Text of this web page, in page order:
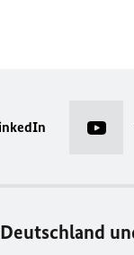
Deutschland